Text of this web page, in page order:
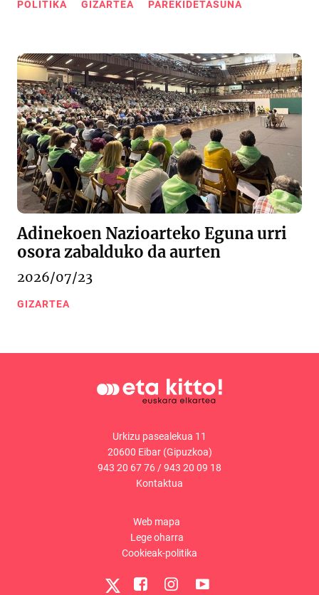
POLITIKA GIZARTEA PAREKIDETASUNA
Adinekoen Nazioarteko Eguna urri
osora zabalduko da aurten
2026/07/23
GIZARTEA
Urkizu pasealekua 11
20600 Eibar (Gipuzkoa)
943 20 67 76/943 20 09 18
Kontaktua
Web mapa
Lege oharra
Cookieak-politika